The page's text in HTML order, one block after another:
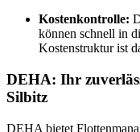
Kostenkontrolle:
können schnell in
Kostenstruktur ist
DEHA: Ihr
Silbitz
DEHA bietet